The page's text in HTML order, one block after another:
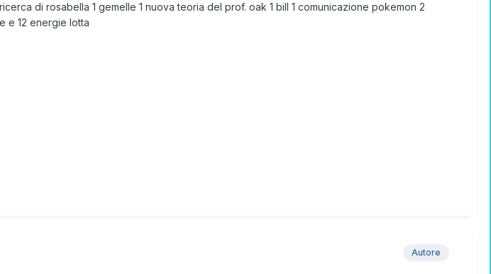
di rosabella 1 gemelle 1 nuova teoria del prof. oak 1 bill 1 comunicazione pokemon 2
e 12 energie lotta
Autore